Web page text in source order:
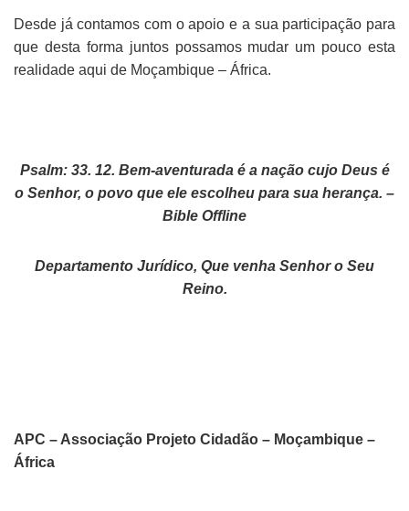
Desde já contamos com o apoio e a sua participação para
que desta forma juntos possamos mudar um pouco esta
realidade aqui de Moçambique – África.
Psalm: 33. 12. Bem-aventurada é a nação cujo Deus é
o Senhor, o povo que ele escolheu para sua herança. –
Bible Offline
Departamento Jurídico, Que venha Senhor o Seu
Reino.
APC – Associação Projeto Cidadão – Moçambique –
África